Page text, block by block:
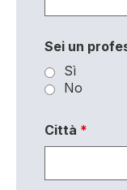
Sei un
Sì
No
Città *